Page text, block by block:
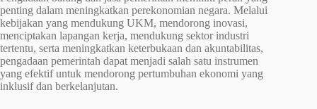
penting dalam meningkatkan perekonomian negara. Melalui
kebijakan yang mendukung UKM, mendorong inovasi,
menciptakan lapangan kerja, mendukung sektor industri
tertentu, serta meningkatkan keterbukaan dan akuntabilitas,
pengadaan pemerintah dapat menjadi salah satu instrumen
yang efektif untuk mendorong pertumbuhan ekonomi yang
inklusif dan berkelanjutan.